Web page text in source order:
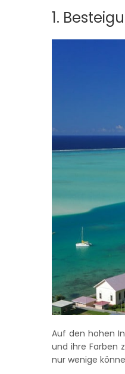
1.
Auf den hohen
und ihre Farben
nur wenige